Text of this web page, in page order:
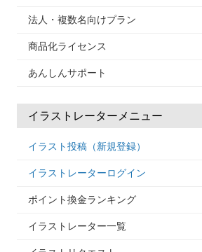
法人・複数名向けプラン
商品化ライセンス
あんしんサポート
イラストレーターメニュー
イラスト投稿（新規登録）
イラストレーターログイン
ポイント換金ランキング
イラストレーター一覧